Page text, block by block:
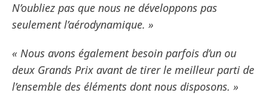
N’oubliez pas que nous ne développons pas
seulement l’aérodynamique. »
« Nous avons également besoin parfois d’un ou
deux Grands Prix avant de tirer le meilleur parti de
l’ensemble des éléments dont nous disposons. »